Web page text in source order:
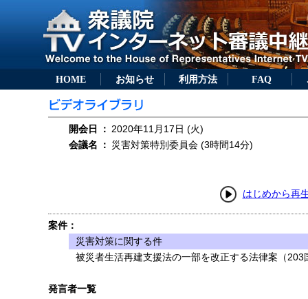
HOME お知らせ 利用方法 FAQ
開会日 ： 2020年11月17日 (火)
会議名
： 災害対策特別委員会 (3時間14分)
はじめから再
案件：
災害対策に関する件
被災者生活再建支援法の一部を改正する法律案（203
発言者一覧